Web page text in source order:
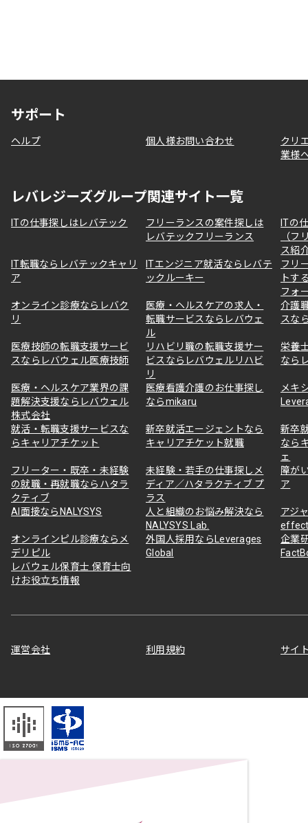
サポート
ヘルプ 個人様お問い合わせ
クリ
業様
レバレジーズグループ関連サイト一覧
ITの仕事探しはレバテック
フリーランスの案件探しは
レバテックフリーランス
ITの
（フ
ス紹
IT転職ならレバテックキャリ
ア
ITエンジニア就活ならレバテ
ックルーキー
フリ
トす
フォ
オンライン診療ならレバク
リ
医療・ヘルスケアの求人・
転職サービスならレバウェ
ル
介護
スな
医療技師の転職支援サービ
スならレバウェル医療技師
リハビリ職の転職支援サー
ビスならレバウェルリハビ
リ
栄養
なら
医療・ヘルスケア業界の課
題解決支援ならレバウェル
株式会社
医療看護介護のお仕事探し
ならmikaru
メキ
就活・転職支援サービスな
らキャリアチケット
新卒就活エージェントなら
キャリアチケット就職
新卒
なら
ェ
フリーター・既卒・未経験
の就職・再就職ならハタラ
クティブ
未経験・若手の仕事探しメ
ディア／ハタラクティブ プ
ラス
障が
ア
AI面接ならNALYSYS
人と組織のお悩み解決なら
NALYSYS Lab.
アジ
オンラインピル診療ならメ
デリピル
外国人採用ならLeverages
Global
企業
レバウェル保育士 保育士向
けお役立ち情報
運営会社 利用規約 サイ